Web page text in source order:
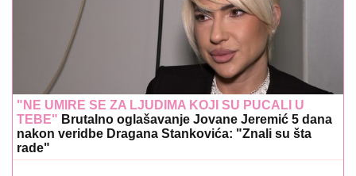
"NE UMIRE SE ZA LJUDIMA KOJI SU PUCALI U
TEBE" Brutalno oglašavanje Jovane Jeremić 5 dana
nakon veridbe Dragana Stankovića: "Znali su šta
rade"